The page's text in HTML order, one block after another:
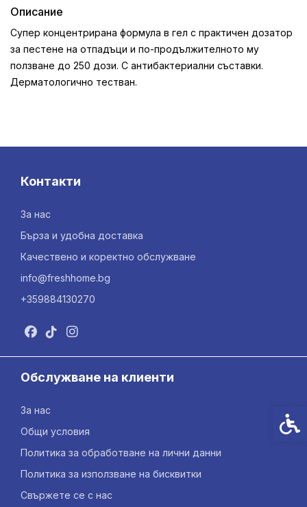
Описание
Супер концентрирана формула в гел с практичен дозатор
за пестене на отпадъци и по-продължителното му
ползване до 250 дози. С антибактериални съставки.
Дерматологично тестван.
Контакти
За нас
Бърза и удобна доставка
Качествено и коректно обслужване
info@freshhome.bg
+359884130270
Обслужване на клиенти
За нас
Общи условия
Политика за обработване на лични данни
Политика за използване на бисквитки
Свържете се с нас